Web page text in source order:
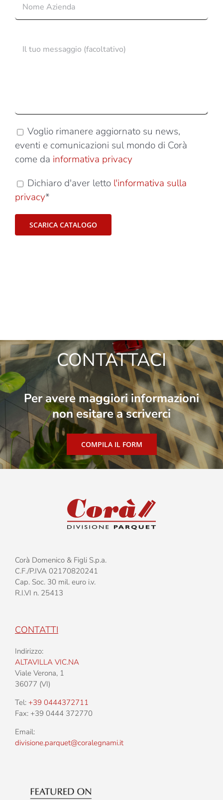
Voglio rimanere aggiornato su news,
eventi e comunicazioni sul mondo di Corà
come da informativa privacy
Dichiaro d'aver letto l'informativa sulla
privacy*
CONTATTACI
Per avere maggiori informazioni
non esitare a scriverci
COMPILA IL FORM
Corà Domenico & Figli S.p.a.
C.F./P.IVA 02170820241
Cap. Soc. 30 mil. euro i.v.
R.I.VI n. 25413
CONTATTI
Indirizzo:
ALTAVILLA VIC.NA
Viale Verona, 1
36077 (VI)
Tel: +39 0444372711
Fax: +39 0444 372770
Email:
divisione.parquet@coralegnami.it